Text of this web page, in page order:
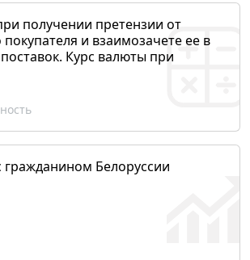
получении претензии от
и взаимозачете ее в
Курс валюты при
гражданином Белоруссии